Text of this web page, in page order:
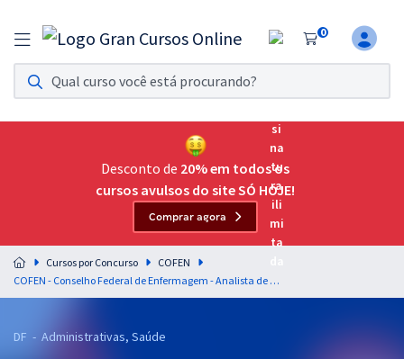
0
Assinatura Ilimitada 11
Acesso a todos os cursos. Teste grátis por 7 dias!
Assinatura OAB Até Passar
Acesso ilimitado a toda preparação para o Exame da
Residências Multiprofissionais
Preparação completa e intensiva para as principais
residências em saúde do Brasil
Desconto de 20% em todos os
cursos avulsos do site SÓ HOJE!
Comprar agora
Cursos por Concurso
COFEN
COFEN - Conselho Federal de Enfermagem - Analista de Suporte Técnico Ciências da Computação/ Análise de Sistemas (Pré-edital)
DF - Administrativas, Saúde